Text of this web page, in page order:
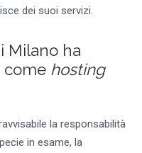
dei suoi servizi.
Milano ha
come hosting
la responsabilità
in esame, la